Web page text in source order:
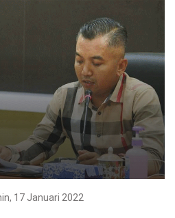
17 Januari 2022